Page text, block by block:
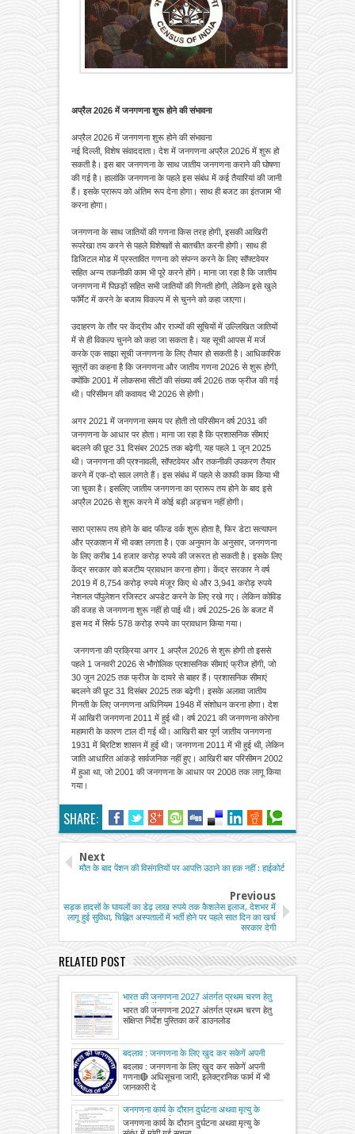
अप्रैल 2026 में जनगणना शुरू होने की संभावना
अप्रैल 2026 में जनगणना शुरू होने की संभावना
नई दिल्ली, विशेष संवाददाता। देश में जनगणना अप्रैल 2026 में शुरू हो
सकती है। इस बार जनगणना के साथ जातीय जनगणना कराने की घोषणा
की गई है। हालांकि जनगणना के पहले इस संबंध में कई तैयारियां की जानी
हैं। इसके प्रारूप को अंतिम रूप देना होगा। साथ ही बजट का इंतजाम भी
करना होगा।
जनगणना के साथ जातियों की गणना किस तरह होगी, इसकी आखिरी
रूपरेखा तय करने से पहले विशेषज्ञों से बातचीत करनी होगी। साथ ही
डिजिटल मोड में प्रस्तावित गणना को संपन्न करने के लिए सॉफ्टवेयर
सहित अन्य तकनीकी काम भी पूरे करने होंगे। माना जा रहा है कि जातीय
जनगणना में पिछड़ों सहित सभी जातियों की गिनती होगी, लेकिन इसे खुले
फॉर्मेट में करने के बजाय विकल्प में से चुनने को कहा जाएगा।
उदाहरण के तौर पर केंद्रीय और राज्यों की सूचियों में उल्लिखित जातियों
में से ही विकल्प चुनने को कहा जा सकता है। यह सूची आपस में मर्ज
करके एक साझा सूची जनगणना के लिए तैयार हो सकती है। आधिकारिक
सूत्रों का कहना है कि जनगणना और जातीय गणना 2026 से शुरू होगी,
क्योंकि 2001 में लोकसभा सीटों की संख्या वर्ष 2026 तक फ्रीज की गई
थी। परिसीमन की कवायद भी 2026 से होगी।
अगर 2021 में जनगणना समय पर होती तो परिसीमन वर्ष 2031 की
जनगणना के आधार पर होता। माना जा रहा है कि प्रशासनिक सीमाएं
बदलने की छूट 31 दिसंबर 2025 तक बढ़ेगी, यह पहले 1 जून 2025
थी। जनगणना की प्रश्नावली, सॉफ्टवेयर और तकनीकी उपकरण तैयार
करने में एक-दो साल लगते हैं। इस संबंध में पहले से काफी काम किया भी
जा चुका है। इसलिए जातीय जनगणना का प्रारूप तय होने के बाद इसे
अप्रैल 2026 से शुरू करने में कोई बड़ी अड़चन नहीं होगी।
सारा प्रारूप तय होने के बाद फील्ड वर्क शुरू होता है, फिर डेटा सत्यापन
और प्रकाशन में भी वक्त लगता है। एक अनुमान के अनुसार, जनगणना
के लिए करीब 14 हजार करोड़ रुपये की जरूरत हो सकती है। इसके लिए
केंद्र सरकार को बजटीय प्रावधान करना होगा। केंद्र सरकार ने वर्ष
2019 में 8,754 करोड़ रुपये मंजूर किए थे और 3,941 करोड़ रुपये
नेशनल पॉपुलेशन रजिस्टर अपडेट करने के लिए रखे गए। लेकिन कोविड
की वजह से जनगणना शुरू नहीं हो पाई थी। वर्ष 2025-26 के बजट में
इस मद में सिर्फ 578 करोड़ रुपये का प्रावधान किया गया।
जनगणना की प्रक्रिया अगर 1 अप्रैल 2026 से शुरू होगी तो इससे
पहले 1 जनवरी 2026 से भौगोलिक प्रशासनिक सीमाएं फ्रीज होंगी, जो
30 जून 2025 तक फ्रीज के दायरे से बाहर हैं। प्रशासनिक सीमाएं
बदलने की छूट 31 दिसंबर 2025 तक बढ़ेगी। इसके अलावा जातीय
गिनती के लिए जनगणना अधिनियम 1948 में संशोधन करना होगा। देश
में आखिरी जनगणना 2011 में हुई थी। वर्ष 2021 की जनगणना कोरोना
महामारी के कारण टाल दी गई थी। आखिरी बार पूर्ण जातीय जनगणना
1931 में ब्रिटिश शासन में हुई थी। जनगणना 2011 में भी हुई थी, लेकिन
जाति आधारित आंकड़े सार्वजनिक नहीं हुए। आखिरी बार परिसीमन 2002
में हुआ था, जो 2001 की जनगणना के आधार पर 2008 तक लागू किया
गया।
SHARE:
Next
मौत के बाद पेंशन की विसंगतियों पर आपत्ति उठाने का हक नहीं : हाईकोर्ट
Previous
सड़क हादसों के घायलों का डेढ़ लाख रुपये तक कैशलेस इलाज, देशभर में
लागू हुई सुविधा, चिह्नित अस्पतालों में भर्ती होने पर पहले सात दिन का खर्च
सरकार देगी
RELATED POST
भारत की जनगणना 2027 अंतर्गत प्रथम चरण हेतु
संक्षिप्त निर्देश पुस्तिका करें डाउनलोड
भारत की जनगणना 2027 अंतर्गत प्रथम चरण हेतु
संक्षिप्त निर्देश पुस्तिका करें डाउनलोड
बदलाव : जनगणना के लिए खुद कर सकेगें अपनी
गणना
बदलाव : जनगणना के लिए खुद कर सकेगें अपनी
गणना🔴 अधिसूचना जारी, इलेक्ट्रानिक फार्म में भी
जानकारी दे
जनगणना कार्य के दौरान दुर्घटना अथवा मृत्यु के
संबंध में मांगी गई सूचना
जनगणना कार्य के दौरान दुर्घटना अथवा मृत्यु के